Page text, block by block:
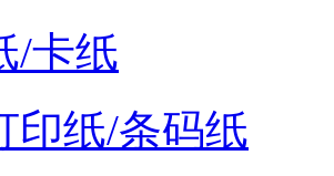
/卡纸
印纸/条码纸